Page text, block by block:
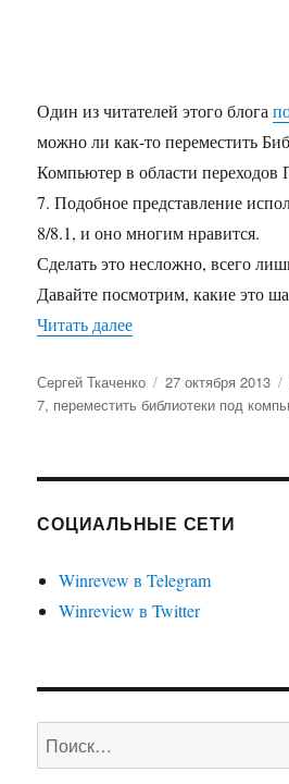
Один из читателей этого блога
можно ли как-то переместить
Компьютер в области
7. Подобное представление
8/8.1, и оно многим нравится.
Сделать это несложно, всего
Давайте посмотрим, какие это
Читать далее«Как переместить
Автор
Сергей Ткаченко Опубликовано
27 октября 2013
7, переместить библиотеки под
СОЦИАЛЬНЫЕ СЕТИ
Winrevew в Telegram
Winreview в Twitter
Искать: